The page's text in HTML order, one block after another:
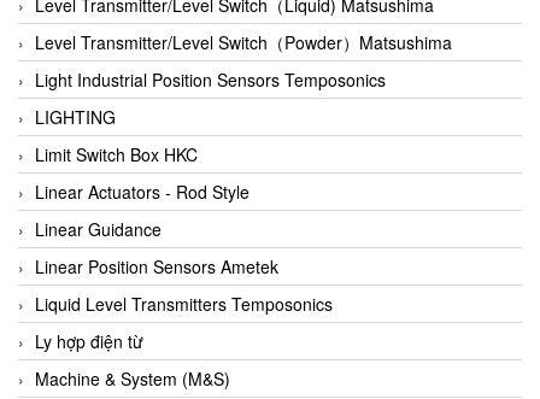
Autec
Auto Flow
Automatic valve
Aventics
Avproglobal
Axiomtek
AZBIL
B&C Electronics
B&R
Babcok wilcox
Level Transmitter/Level Switch（Powder）Matsushima
Light Industrial Position Sensors Temposonics
LIGHTING
Limit Switch Box HKC
Linear Actuators - Rod Style
Linear Guidance
Linear Position Sensors Ametek
Liquid Level Transmitters Temposonics
Ly hợp điện từ
Machine & System (M&S)